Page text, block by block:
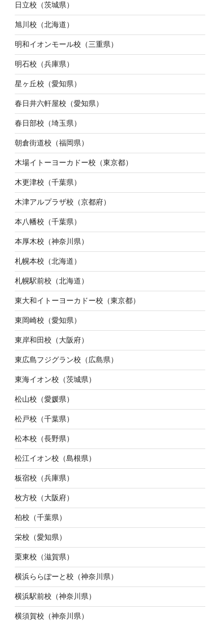
日立校（茨城県）
旭川校（北海道）
明和イオンモール校（三重県）
明石校（兵庫県）
星ヶ丘校（愛知県）
春日井六軒屋校（愛知県）
春日部校（埼玉県）
朝倉街道校（福岡県）
木場イトーヨーカドー校（東京都）
木更津校（千葉県）
木津アルプラザ校（京都府）
本八幡校（千葉県）
本厚木校（神奈川県）
札幌本校（北海道）
札幌駅前校（北海道）
東大和イトーヨーカドー校（東京都）
東岡崎校（愛知県）
東岸和田校（大阪府）
東広島フジグラン校（広島県）
東海イオン校（茨城県）
松山校（愛媛県）
松戸校（千葉県）
松本校（長野県）
松江イオン校（島根県）
板宿校（兵庫県）
枚方校（大阪府）
柏校（千葉県）
栄校（愛知県）
栗東校（滋賀県）
横浜ららぽーと校（神奈川県）
横浜駅前校（神奈川県）
横須賀校（神奈川県）